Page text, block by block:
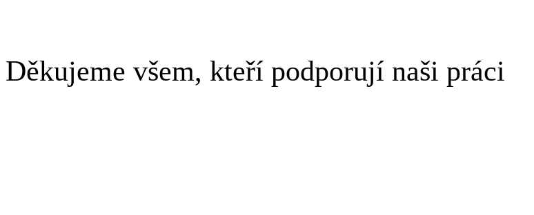
Děkujeme všem, kteří podporují naši práci